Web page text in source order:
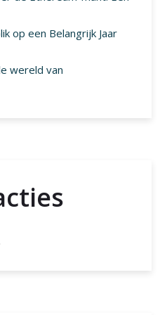
op een Belangrijk Jaar
wereld van